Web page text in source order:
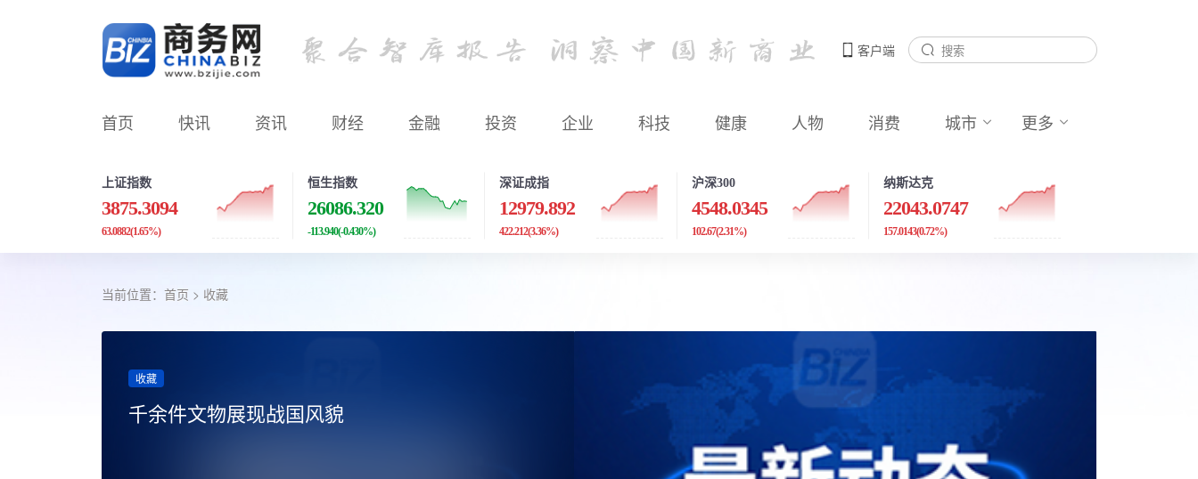
客户端
首页 快讯 资讯 财经 金融 投资 企业 科技 健康 人物 消费 城市 更多
上证指数
3875.3094
63.0882(1.65%)
恒生指数
26086.320
-113.940(-0.430%)
深证成指
12979.892
422.212(3.36%)
沪深300
4548.0345
102.67(2.31%)
纳斯达克
22043.0747
157.0143(0.72%)
当前位置： 首页 > 收藏
法国参议院通过简化非法获取文物归还流程的法